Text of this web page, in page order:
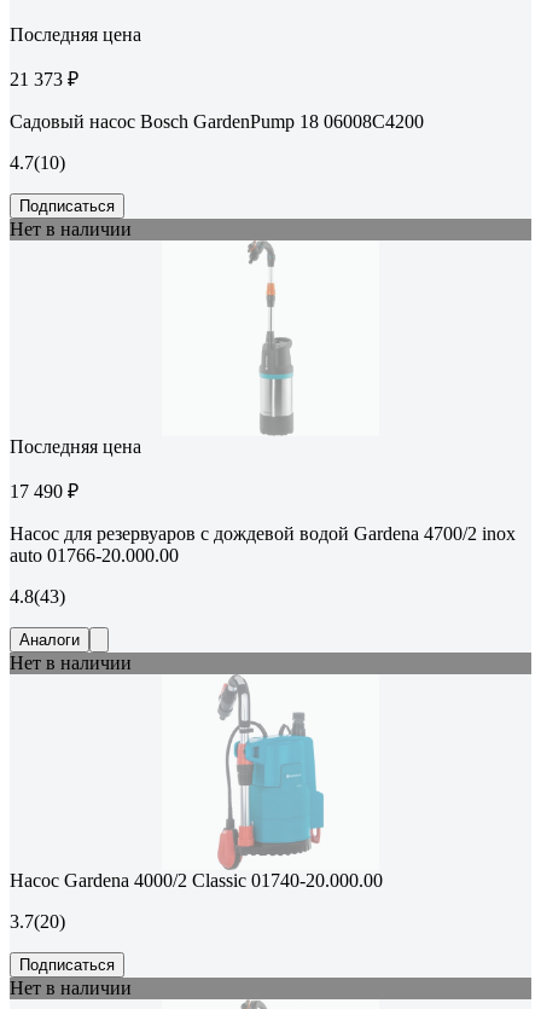
Последняя цена
21 373 ₽
Садовый насос Bosch GardenPump 18 06008C4200
4.7(10)
Подписаться
Нет в наличии
Последняя цена
17 490 ₽
Насос для резервуаров с дождевой водой Gardena 4700/2 inox
auto 01766-20.000.00
4.8(43)
Аналоги
Нет в наличии
Насос Gardena 4000/2 Classic 01740-20.000.00
3.7(20)
Подписаться
Нет в наличии